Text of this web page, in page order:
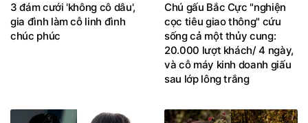
3 đám cưới 'không cô dâu',
gia đình làm cỗ linh đình
chúc phúc
Chú gấu Bắc Cực "nghiện
cọc tiêu giao thông" cứu
sống cả một thủy cung:
20.000 lượt khách/ 4 ngày,
và cỗ máy kinh doanh giấu
sau lớp lông trắng